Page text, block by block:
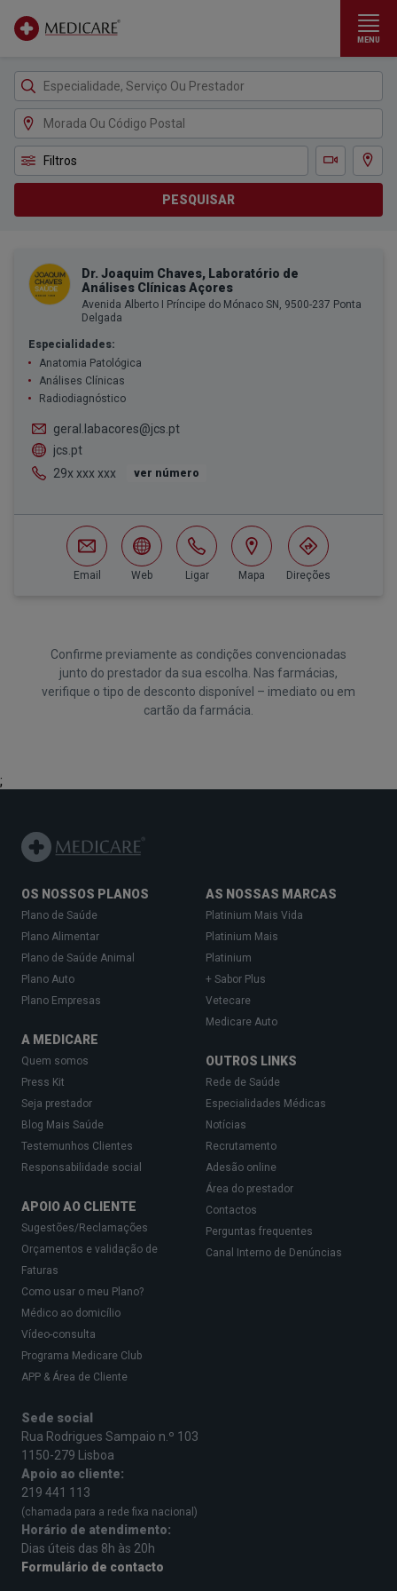
MENU
Filtros
Teleconsulta
Ver
PESQUISAR
Dr. Joaquim Chaves, Laboratório de
Análises Clínicas Açores
Avenida Alberto I Príncipe do Mónaco SN, 9500-237 Ponta
Delgada
Especialidades:
Anatomia Patológica
Análises Clínicas
Radiodiagnóstico
geral.labacores@jcs.pt
jcs.pt
29x xxx xxx
ver número
Email Web Ligar Mapa Direções
Confirme previamente as condições convencionadas
junto do prestador da sua escolha. Nas farmácias,
verifique o tipo de desconto disponível – imediato ou em
cartão da farmácia.
;
OS NOSSOS PLANOS
Plano de Saúde
Plano Alimentar
Plano de Saúde Animal
Plano Auto
Plano Empresas
A MEDICARE
Quem somos
Press Kit
Seja prestador
Blog Mais Saúde
Testemunhos Clientes
Responsabilidade social
APOIO AO CLIENTE
Sugestões/Reclamações
Orçamentos e validação de
Faturas
Como usar o meu Plano?
Médico ao domicílio
Vídeo-consulta
Programa Medicare Club
APP & Área de Cliente
AS NOSSAS MARCAS
Platinium Mais Vida
Platinium Mais
Platinium
+ Sabor Plus
Vetecare
Medicare Auto
OUTROS LINKS
Rede de Saúde
Especialidades Médicas
Notícias
Recrutamento
Adesão online
Área do prestador
Contactos
Perguntas frequentes
Canal Interno de Denúncias
Sede social
Rua Rodrigues Sampaio n.º 103
1150-279 Lisboa
Apoio ao cliente:
219 441 113
(chamada para a rede fixa nacional)
Horário de atendimento:
Dias úteis das 8h às 20h
Formulário de contacto